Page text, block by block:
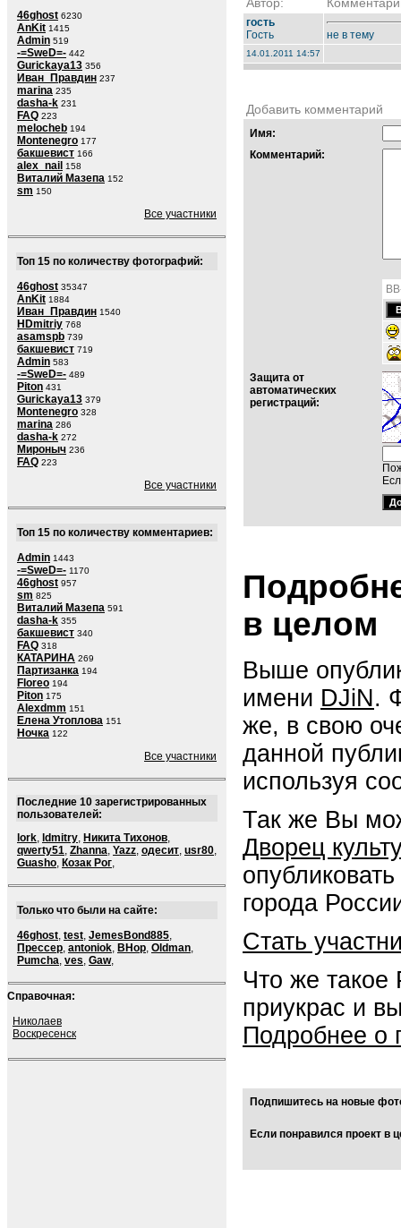
46ghost 6230
AnKit 1415
Admin 519
-=SweD=- 442
Gurickaya13 356
Иван_Правдин 237
marina 235
dasha-k 231
FAQ 223
melocheb 194
Montenegro 177
бакшевист 166
alex_nail 158
Виталий Мазепа 152
sm 150
Все участники
Топ 15 по количеству фотографий:
46ghost 35347
AnKit 1884
Иван_Правдин 1540
HDmitriy 768
asamspb 739
бакшевист 719
Admin 583
-=SweD=- 489
Piton 431
Gurickaya13 379
Montenegro 328
marina 286
dasha-k 272
Мироныч 236
FAQ 223
Все участники
Топ 15 по количеству комментариев:
Admin 1443
-=SweD=- 1170
46ghost 957
sm 825
Виталий Мазепа 591
dasha-k 355
бакшевист 340
FAQ 318
КАТАРИНА 269
Партизанка 194
Floreo 194
Piton 175
Alexdmm 151
Елена Утоплова 151
Ночка 122
Все участники
Последние 10 зарегистрированных
пользователей:
lork, ldmitry, Никита Тихонов,
qwerty51, Zhanna, Yazz, одесит, usr80,
Guasho, Козак Рог,
Только что были на сайте:
46ghost, test, JemesBond885,
Прессер, antoniok, BHop, Oldman,
Pumcha, ves, Gaw,
Справочная:
Николаев
Воскресенск
гость
Гость
не в тему
14.01.2011 14:57
Добавить комментарий
Имя:
Комментарий:
Защита от
автоматических
регистраций:
в целом
Выше
имени DJiN.
же, в свою
данной
используя
Так же Вы
Дворец
города
Стать
Что же такое
приукрас и
Подробнее о
Подпишитесь на новые
Если понравился проект в